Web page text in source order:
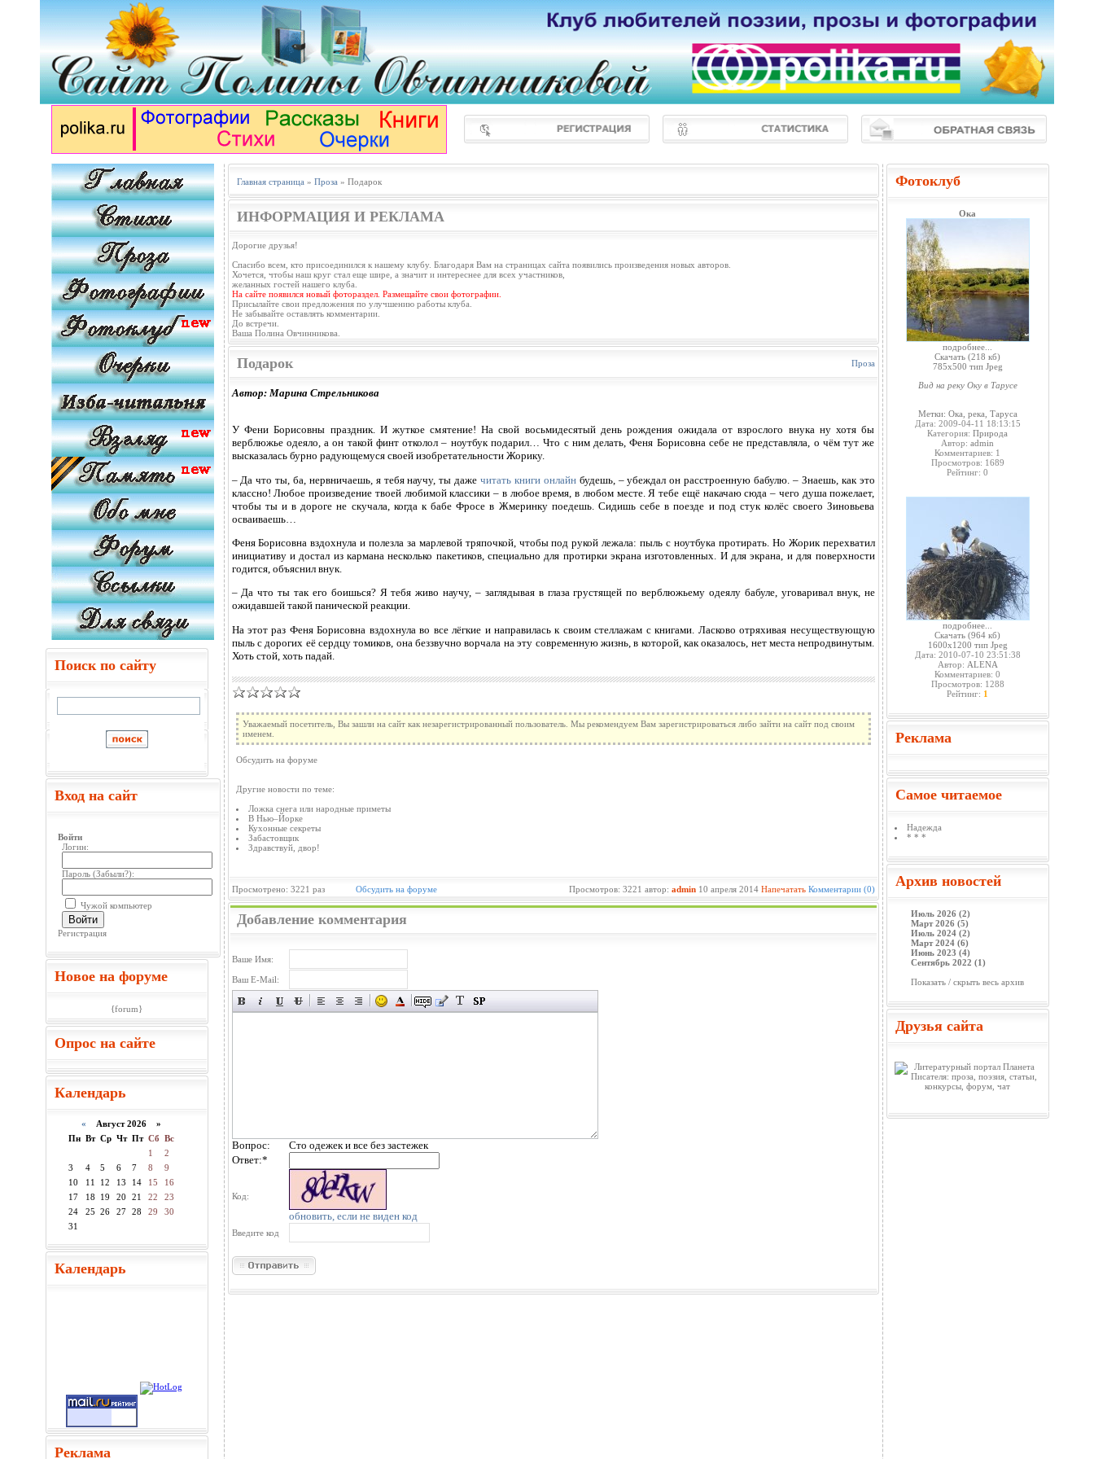
Поиск по сайту
Вход на сайт
Войти
Логин:
Пароль (Забыли?):
Чужой компьютер
Войти
Регистрация
Новое на форуме
{forum}
Опрос на сайте
Календарь
« Август 2026 »
Пн Вт Ср Чт Пт Сб Вс
1
2
3
4 5 6 7 8
9
10
11 12 13 14 15
16
17
18 19 20 21 22
23
24
25 26 27 28 29
30
31
Календарь
Реклама
Главная страница » Проза » Подарок
ИНФОРМАЦИЯ И РЕКЛАМА
Дорогие друзья!
Спасибо всем, кто присоединился к нашему клубу. Благодаря Вам на страницах сайта появились произведения новых авторов.
Хочется, чтобы наш круг стал еще шире, а значит и интереснее для всех участников,
желанных гостей нашего клуба.
На сайте появился новый фотораздел. Размещайте свои фотографии.
Присылайте свои предложения по улучшению работы клуба.
Не забывайте оставлять комментарии.
До встречи.
Ваша Полина Овчинникова.
Подарок Проза
Автор: Марина Стрельникова
У Фени Борисовны праздник. И жуткое смятение! На свой восьмидесятый день рождения ожидала от взрослого внука ну хотя бы
верблюжье одеяло, а он такой финт отколол – ноутбук подарил… Что с ним делать, Феня Борисовна себе не представляла, о чём тут же
высказалась бурно радующемуся своей изобретательности Жорику.
– Да что ты, ба, нервничаешь, я тебя научу, ты дажечитать книги онлайнбудешь, – убеждал он расстроенную бабулю. – Знаешь, как это
классно! Любое произведение твоей любимой классики – в любое время, в любом месте. Я тебе ещё накачаю сюда – чего душа пожелает,
чтобы ты и в дороге не скучала, когда к бабе Фросе в Жмеринку поедешь. Сидишь себе в поезде и под стук колёс своего Зиновьева
осваиваешь…
Феня Борисовна вздохнула и полезла за марлевой тряпочкой, чтобы под рукой лежала: пыль с ноутбука протирать. Но Жорик перехватил
инициативу и достал из кармана несколько пакетиков, специально для протирки экрана изготовленных. И для экрана, и для поверхности
годится, объяснил внук.
– Да что ты так его боишься? Я тебя живо научу, – заглядывая в глаза грустящей по верблюжьему одеялу бабуле, уговаривал внук, не
ожидавшей такой панической реакции.
На этот раз Феня Борисовна вздохнула во все лёгкие и направилась к своим стеллажам с книгами. Ласково отряхивая несуществующую
пыль с дорогих её сердцу томиков, она беззвучно ворчала на эту современную жизнь, в которой, как оказалось, нет места непродвинутым.
Хоть стой, хоть падай.
Уважаемый посетитель, Вы зашли на сайт как незарегистрированный пользователь. Мы рекомендуем Вам зарегистрироваться либо зайти на сайт под своим
именем.
Обсудить на форуме
Другие новости по теме:
Ложка снега или народные приметы
В Нью–Йорке
Кухонные секреты
Забастовщик
Здравствуй, двор!
Просмотрено: 3221 раз Обсудить на форуме Просмотров: 3221 автор: admin10 апреля 2014 Напечатать Комментарии (0)
Добавление комментария
Ваше Имя:
Ваш E-Mail:
Вопрос:
Сто одежек и все без застежек
Ответ:*
Код:
обновить, если не виден код
Введите код
Фотоклуб
Ока
подробнее...
Скачать (218 кб)
785x500 тип Jpeg
Вид на реку Оку в Тарусе
Метки: Ока река Таруса
Дата: 2009-04-11 18:13:15
Категория: Природа
Автор: admin
Комментариев: 1
Просмотров: 1689
Рейтинг: 0
подробнее...
Скачать (964 кб)
1600x1200 тип Jpeg
Дата: 2010-07-10 23:51:38
Автор: ALENA
Комментариев: 0
Просмотров: 1288
Рейтинг: 1
Реклама
Самое читаемое
Надежда
* * *
Архив новостей
Июль 2026 (2)
Март 2026 (5)
Июль 2024 (2)
Март 2024 (6)
Июнь 2023 (4)
Сентябрь 2022 (1)
Показать / скрыть весь архив
Друзья сайта